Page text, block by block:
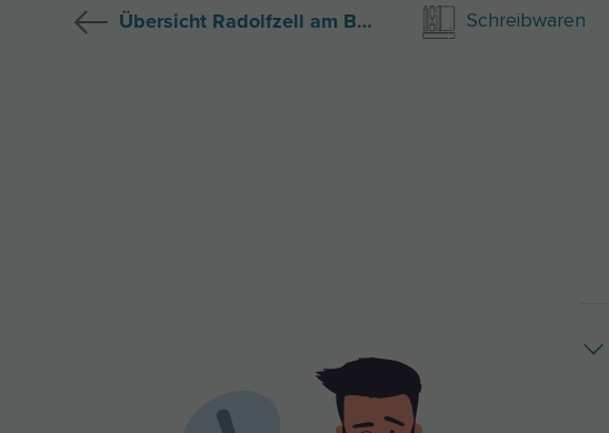
Übersicht Radolfzell am Bodensee Schreibwaren